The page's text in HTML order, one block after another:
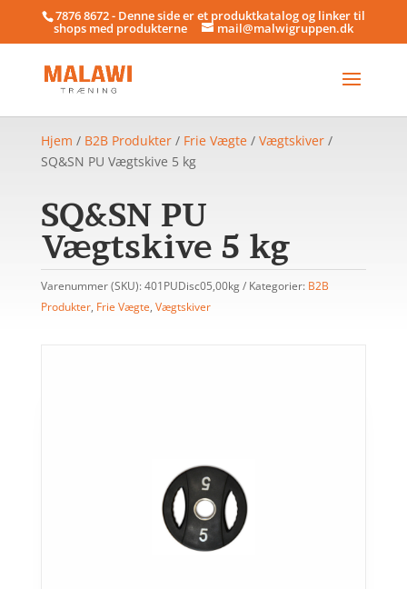
7876 8672 - Denne side er et produktkatalog og linker til
shops med produkterne mail@malwigruppen.dk
Hjem / B2B Produkter/ Frie Vægte/ Vægtskiver/
SQ&SN PU Vægtskive 5 kg
SQ&SN PU
Vægtskive 5 kg
Varenummer (SKU):401PUDisc05,00kg Kategorier: B2B
Produkter, Frie Vægte, Vægtskiver